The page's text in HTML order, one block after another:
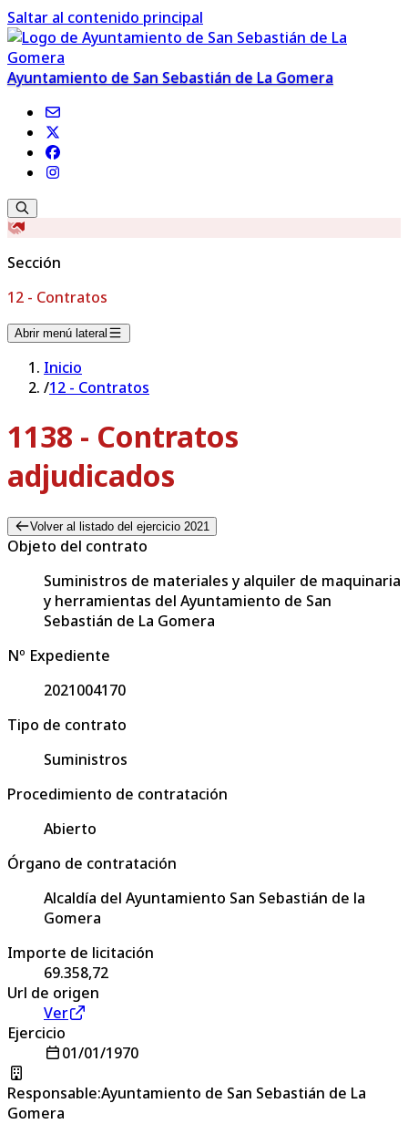
Saltar al contenido principal
Ayuntamiento de San Sebastián de La Gomera
Sección
12 - Contratos
Abrir menú lateral
Inicio
/12 - Contratos
1138 - Contratos
adjudicados
Volver al listado del ejercicio 2021
Objeto del contrato
Suministros de materiales y alquiler de maquinaria
y herramientas del Ayuntamiento de San
Sebastián de La Gomera
Nº Expediente
2021004170
Tipo de contrato
Suministros
Procedimiento de contratación
Abierto
Órgano de contratación
Alcaldía del Ayuntamiento San Sebastián de la
Gomera
Importe de licitación
69.358,72
Url de origen
Ver
Ejercicio
01/01/1970
Responsable:Ayuntamiento de San Sebastián de La
Gomera